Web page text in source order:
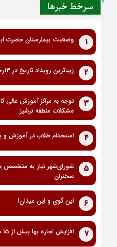
سرخط خبرها
1 وضعیت بیمارستان حضرت
2 زیباترین رویداد تاریخ در ۱۳رجب
3
توجه به مراکز آموزش عالی
مشکلات منطقه ترشیز
4 استخدام طلاب در آموزش و
5
شورای‌شهر نیاز به متخصص
سخنران
6 این گوی و این میدان!
7 افزایش اجاره بها بیش از 15 درصد ممنوع